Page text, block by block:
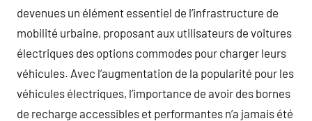
devenues un élément essentiel de l’infrastructure de
mobilité urbaine, proposant aux utilisateurs de voitures
électriques des options commodes pour charger leurs
véhicules. Avec l’augmentation de la popularité pour les
véhicules électriques, l’importance de avoir des bornes
de recharge accessibles et performantes n’a jamais été